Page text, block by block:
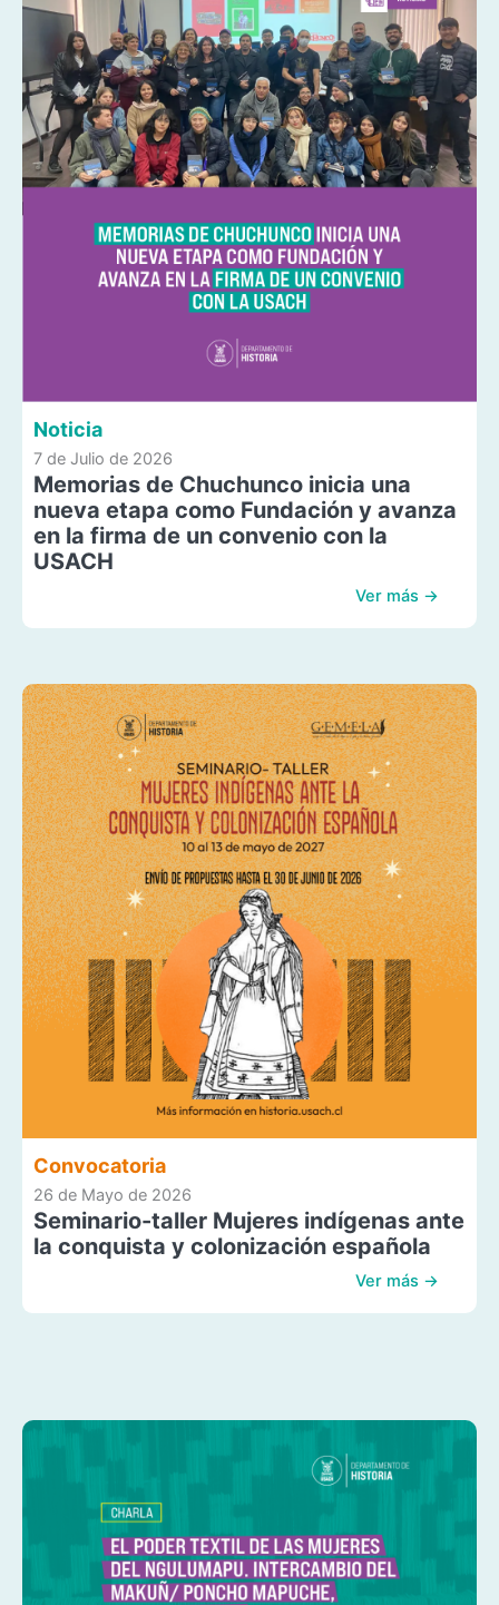
Noticia
7 de Julio de 2026
Memorias de Chuchunco inicia una
nueva etapa como Fundación y avanza
en la firma de un convenio con la
USACH
Ver más →
Convocatoria
26 de Mayo de 2026
Seminario-taller Mujeres indígenas ante
la conquista y colonización española
Ver más →